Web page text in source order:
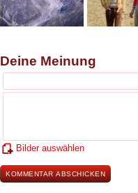
Deine Meinung
Bilder auswählen